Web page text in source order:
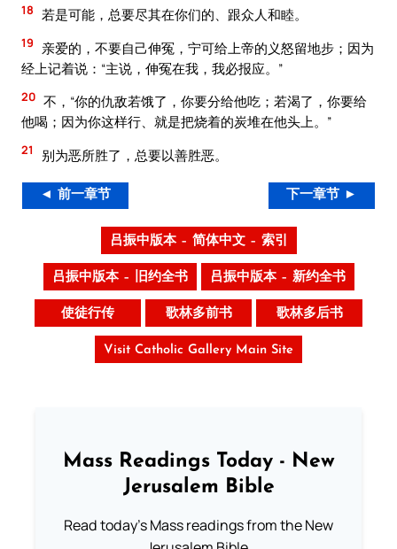
18 若是可能，总要尽其在你们的、跟众人和睦。
19
亲爱的，不要自己伸冤，宁可给上帝的义怒留地步；因为
经上记着说：“主说，伸冤在我，我必报应。”
20 不，“你的仇敌若饿了，你要分给他吃；若渴了，你要给
他喝；因为你这样行、就是把烧着的炭堆在他头上。”
21 别为恶所胜了，总要以善胜恶。
◄ 前一章节 下一章节 ►
吕振中版本 – 简体中文 – 索引
吕振中版本 – 旧约全书 吕振中版本 – 新约全书
使徒行传 歌林多前书 歌林多后书
Visit Catholic Gallery Main Site
Mass Readings Today - New
Jerusalem Bible
Read today's Mass readings from the New